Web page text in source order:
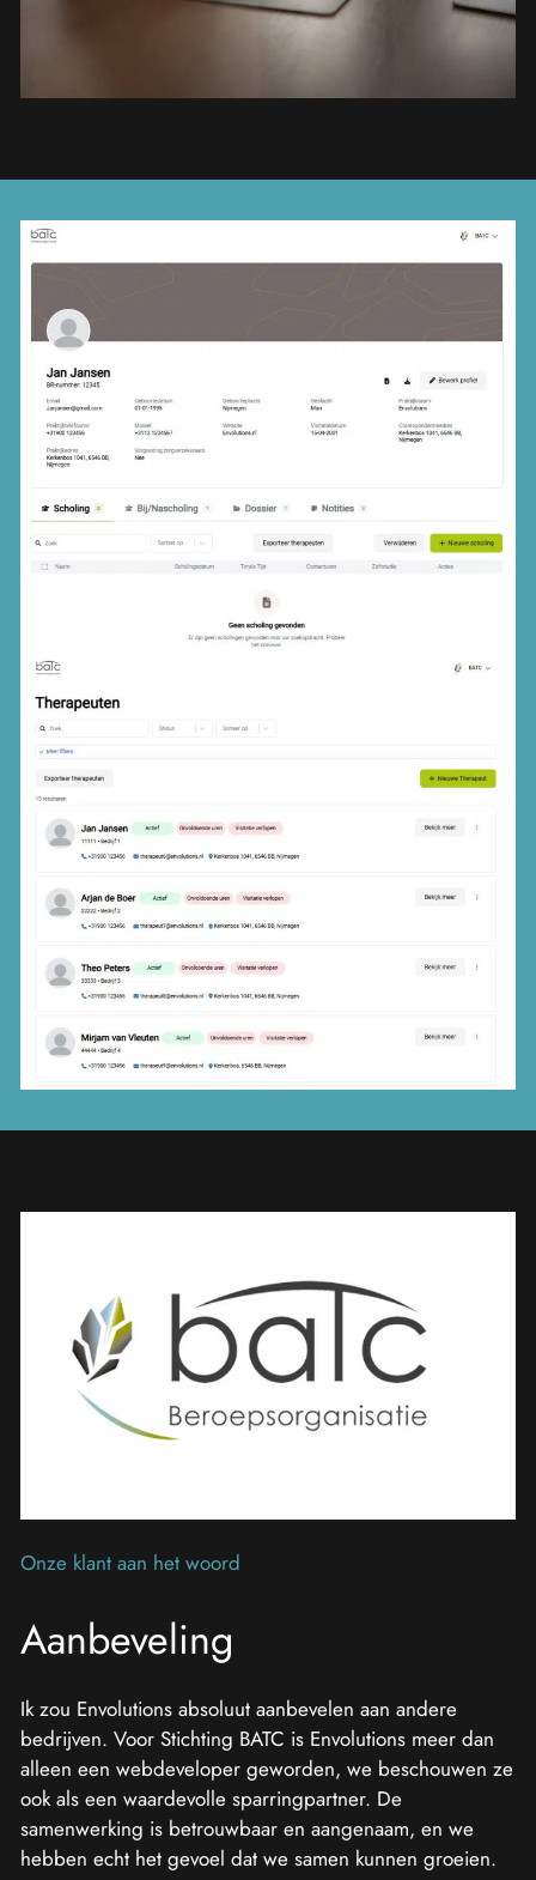
Onze klant aan het woord
Aanbeveling
Ik zou Envolutions absoluut aanbevelen aan andere
bedrijven. Voor Stichting BATC is Envolutions meer dan
alleen een webdeveloper geworden, we beschouwen ze
ook als een waardevolle sparringpartner. De
samenwerking is betrouwbaar en aangenaam, en we
hebben echt het gevoel dat we samen kunnen groeien.